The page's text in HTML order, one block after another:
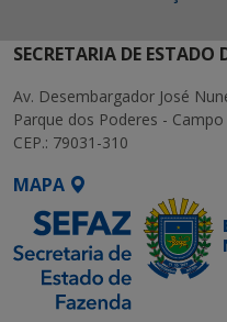
SECRETARIA DE ESTADO
Av. Desembargador José
Parque dos Poderes -
CEP.: 79031-310
MAPA